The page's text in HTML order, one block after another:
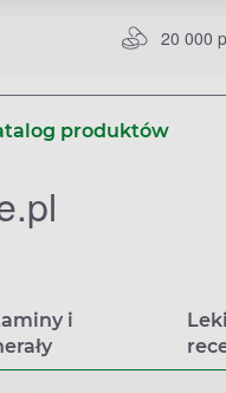
20 000
produktów
i